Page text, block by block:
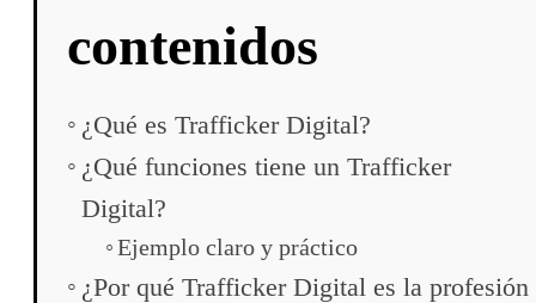
contenidos
¿Qué es Trafficker Digital?
¿Qué funciones tiene un Trafficker
Digital?
Ejemplo claro y práctico
¿Por qué Trafficker Digital es la profesión